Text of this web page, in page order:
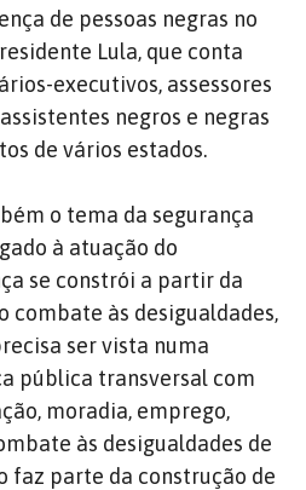
de pessoas negras no
Lula, que conta
executivos, assessores
negros e negras
de vários estados.
o tema da segurança
à atuação do
se constrói a partir da
combate às desigualdades,
ser vista numa
pública transversal com
moradia, emprego,
às desigualdades de
faz parte da construção de